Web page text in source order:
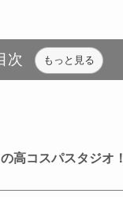
次 もっと見る
高コスパスタジオ！